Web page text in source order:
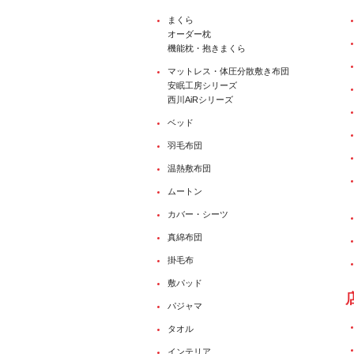
まくら
オーダー枕
機能枕・抱きまくら
マットレス・体圧分散敷き布団
安眠工房シリーズ
西川AiRシリーズ
ベッド
羽毛布団
温熱敷布団
ムートン
カバー・シーツ
真綿布団
掛毛布
敷パッド
パジャマ
タオル
インテリア